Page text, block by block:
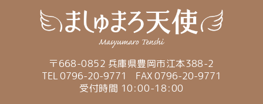
〒668-0852 兵庫県豊岡市江本388-2
TEL 0796-20-9771
FAX 0796-20-9771
受付時間 10:00-18:00